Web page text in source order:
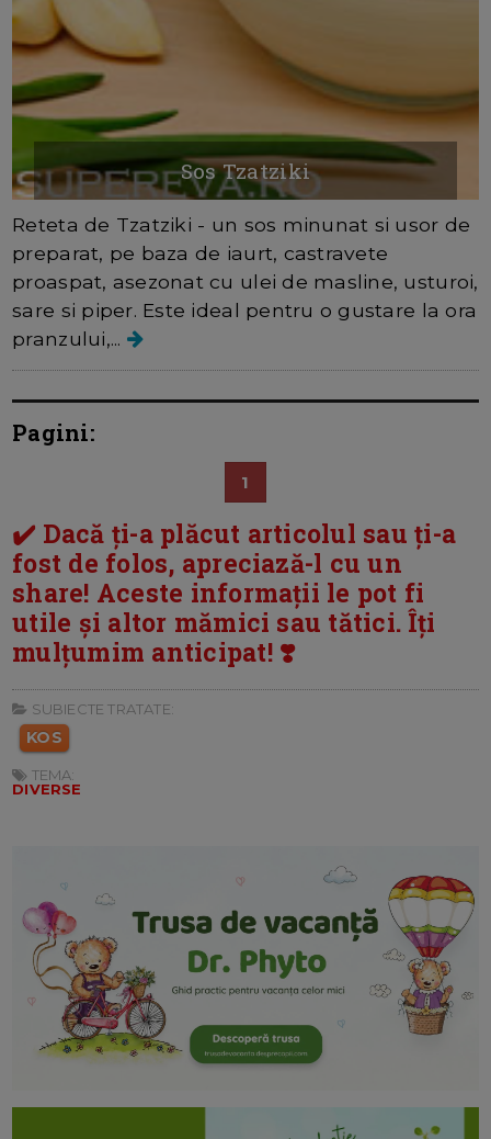
Sos Tzatziki
Reteta de Tzatziki - un sos minunat si usor de
preparat, pe baza de iaurt, castravete
proaspat, asezonat cu ulei de masline, usturoi,
sare si piper. Este ideal pentru o gustare la ora
pranzului,...
Pagini:
1
✔️ Dacă ți-a plăcut articolul sau ți-a
fost de folos, apreciază-l cu un
share! Aceste informații le pot fi
utile și altor mămici sau tătici. Îți
mulțumim anticipat! ❣️
SUBIECTE TRATATE:
KOS
TEMA:
DIVERSE